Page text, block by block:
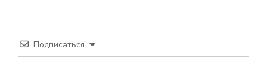
Подписаться